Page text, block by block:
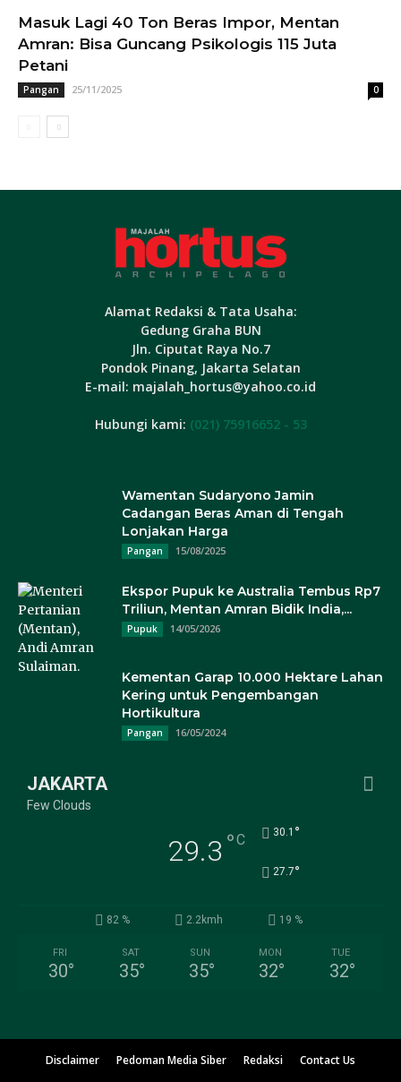
Masuk Lagi 40 Ton Beras Impor, Mentan
Amran: Bisa Guncang Psikologis 115 Juta
Petani
Pangan 25/11/2025 0
Alamat Redaksi & Tata Usaha:
Gedung Graha BUN
Jln. Ciputat Raya No.7
Pondok Pinang, Jakarta Selatan
E-mail: majalah_hortus@yahoo.co.id
Hubungi kami: (021) 75916652 - 53
Wamentan Sudaryono Jamin
Cadangan Beras Aman di Tengah
Lonjakan Harga
Pangan 15/08/2025
Ekspor Pupuk ke Australia Tembus Rp7
Triliun, Mentan Amran Bidik India,...
Pupuk 14/05/2026
Kementan Garap 10.000 Hektare Lahan
Kering untuk Pengembangan
Hortikultura
Pangan 16/05/2024
JAKARTA
Few Clouds
29.3 °C 30.1 °
27.7°
82 % 2.2kmh 19 %
FRI
30°
SAT
35°
SUN
35°
MON
32°
TUE
32°
Disclaimer Pedoman Media Siber Redaksi Contact Us